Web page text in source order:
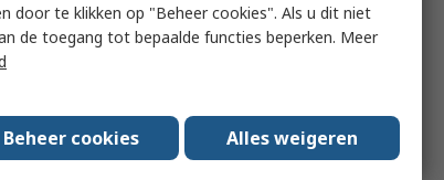
door te klikken op "Beheer cookies". Als u dit niet
de toegang tot bepaalde functies beperken. Meer
Beheer cookies Alles weigeren